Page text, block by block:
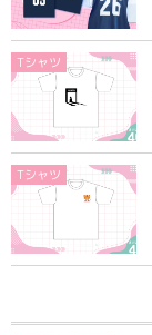
Tシャツ
Tシャツ